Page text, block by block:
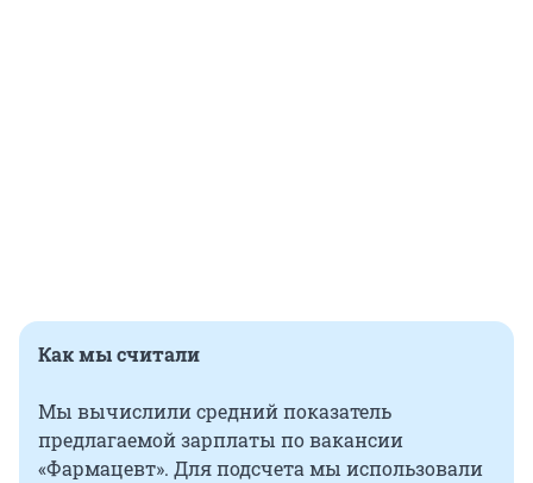
Как мы считали
Мы вычислили средний показатель
предлагаемой зарплаты по вакансии
«Фармацевт». Для подсчета мы использовали